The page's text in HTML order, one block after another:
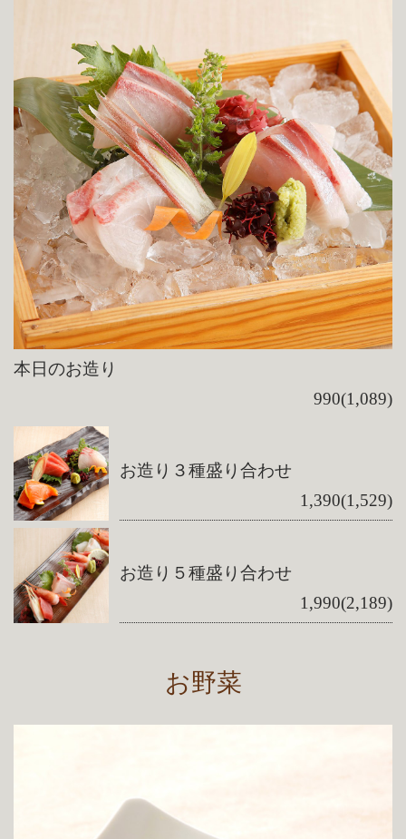
本日のお造り
990(1,089)
お造り３種盛り合わせ
1,390(1,529)
お造り５種盛り合わせ
1,990(2,189)
お野菜